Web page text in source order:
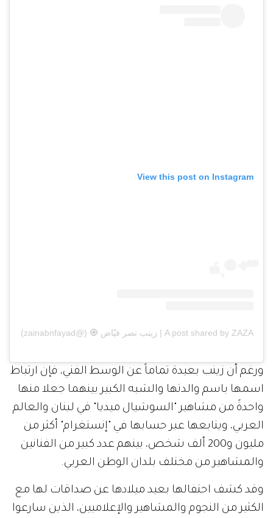
View this post on Instagram
A post shared by ZAZA | زينب نصر فيّاض 🧿 (@zainabnfayad)
ورغم أن زينب بعيدة تماماً عن الوسط الفني، فإن ارتباط
اسمها باسم والدتها والشبه الكبير بينهما جعلا منها
واحدةً من مشاهير "السوشيال ميديا" في لبنان والعالم
العربي، ويتابعها عبر حسابها في "إنستغرام" أكثر من
مليون و200 ألف شخص، بينهم عدد كبير من الفنانين
والمشاهير من مختلف بلدان الوطن العربي.
وقد كشف احتفالها بعيد ميلادها عن صداقات لها مع
الكثير من النجوم والمشاهير والإعلاميين، الذين سارعوا